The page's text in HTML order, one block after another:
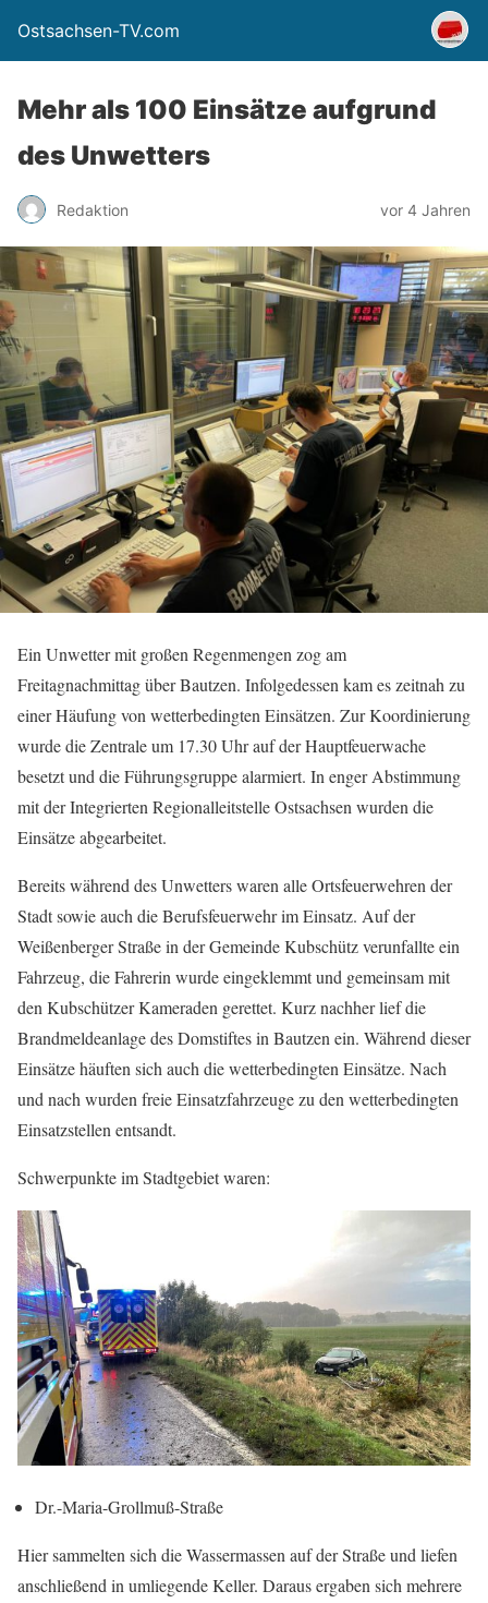
Ostsachsen-TV.com
Mehr als 100 Einsätze aufgrund
des Unwetters
Redaktion vor 4 Jahren
Ein Unwetter mit großen Regenmengen zog am
Freitagnachmittag über Bautzen. Infolgedessen kam es zeitnah zu
einer Häufung von wetterbedingten Einsätzen. Zur Koordinierung
wurde die Zentrale um 17.30 Uhr auf der Hauptfeuerwache
besetzt und die Führungsgruppe alarmiert. In enger Abstimmung
mit der Integrierten Regionalleitstelle Ostsachsen wurden die
Einsätze abgearbeitet.
Bereits während des Unwetters waren alle Ortsfeuerwehren der
Stadt sowie auch die Berufsfeuerwehr im Einsatz. Auf der
Weißenberger Straße in der Gemeinde Kubschütz verunfallte ein
Fahrzeug, die Fahrerin wurde eingeklemmt und gemeinsam mit
den Kubschützer Kameraden gerettet. Kurz nachher lief die
Brandmeldeanlage des Domstiftes in Bautzen ein. Während dieser
Einsätze häuften sich auch die wetterbedingten Einsätze. Nach
und nach wurden freie Einsatzfahrzeuge zu den wetterbedingten
Einsatzstellen entsandt.
Schwerpunkte im Stadtgebiet waren:
Dr.-Maria-Grollmuß-Straße
Hier sammelten sich die Wassermassen auf der Straße und liefen
anschließend in umliegende Keller. Daraus ergaben sich mehrere